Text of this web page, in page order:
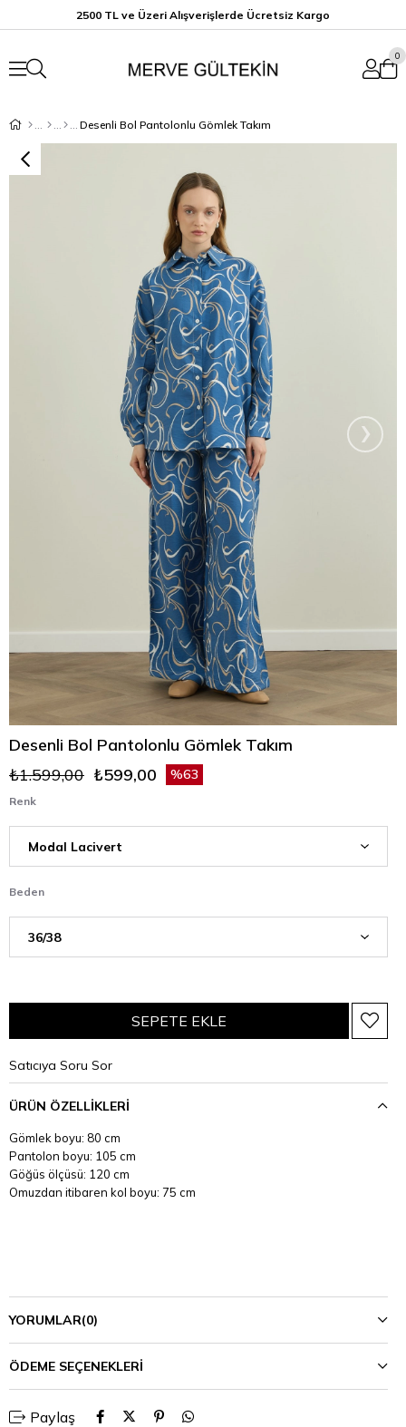
2500 TL ve Üzeri Alışverişlerde Ücretsiz Kargo
0
Desenli Bol Pantolonlu Gömlek Takım
›
Desenli Bol Pantolonlu Gömlek Takım
₺1.599,00 ₺599,00 63
Renk
Beden
Satıcıya Soru Sor
ÜRÜN ÖZELLIKLERI
Gömlek boyu: 80 cm
Pantolon boyu: 105 cm
Göğüs ölçüsü: 120 cm
Omuzdan itibaren kol boyu: 75 cm
YORUMLAR(0)
ÖDEME SEÇENEKLERI
Paylaş